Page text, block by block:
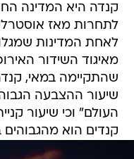
קנדה היא המדינה
לאחת המדינות שמגלות
שהתקיימה במאי,
שיעור ההצבעה
העולם" וכי שיעור
קנדים הוא מהגבוהים